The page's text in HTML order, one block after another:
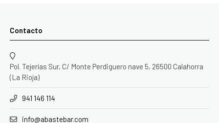
Contacto
Pol. Tejerías Sur, C/ Monte Perdiguero nave 5, 26500 Calahorra
(La Rioja)
941 146 114
info@abastebar.com